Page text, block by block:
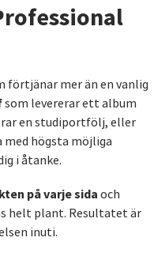
förtjänar mer än en vanlig
som levererar ett album
en studiportfölj, eller
högsta möjliga
i åtanke.
på varje sida och
helt plant. Resultatet är
inuti.